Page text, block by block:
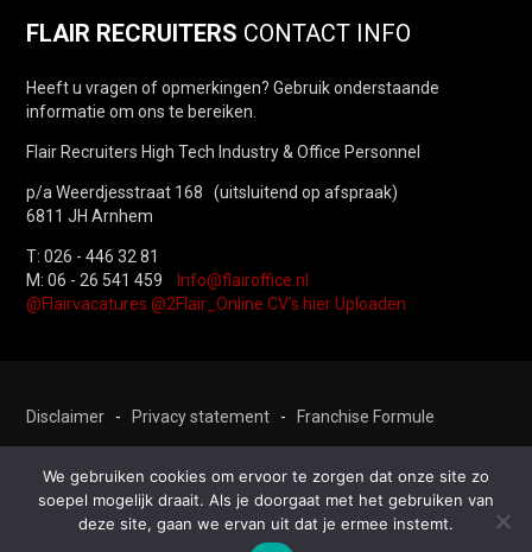
FLAIR RECRUITERS CONTACT INFO
Heeft u vragen of opmerkingen? Gebruik onderstaande
informatie om ons te bereiken.
Flair Recruiters High Tech Industry & Office Personnel
p/a Weerdjesstraat 168 (uitsluitend op afspraak)
6811 JH Arnhem
T: 026 - 446 32 81
M: 06 - 26 541 459
Info@flairoffice.nl
@Flairvacatures @2Flair_Online CV's hier Uploaden
Disclaimer - Privacy statement - Franchise Formule
© 2023 FLAIR RECRUITERS. All Rights Reserved.
We gebruiken cookies om ervoor te zorgen dat onze site zo
soepel mogelijk draait. Als je doorgaat met het gebruiken van
deze site, gaan we ervan uit dat je ermee instemt.